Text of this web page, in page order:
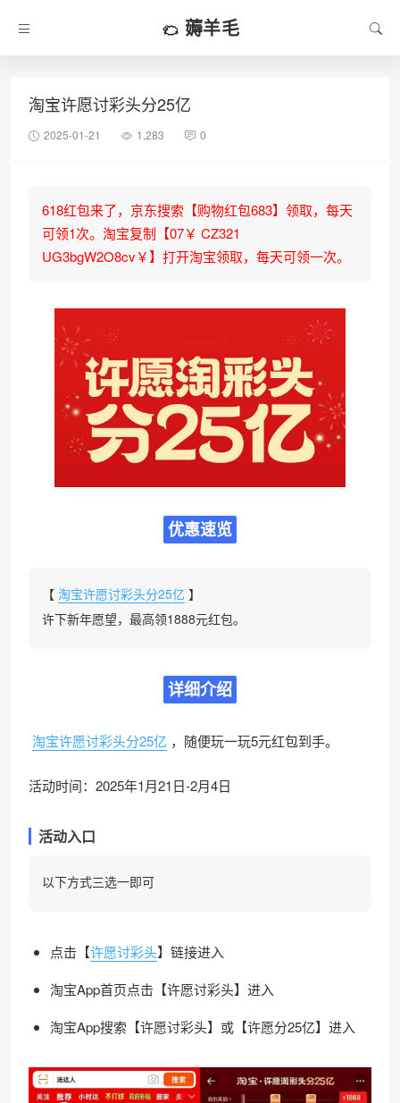
薅羊毛
淘宝许愿讨彩头分25亿
2025-01-21 1,283 0
618红包来了，京东搜索【购物红包683】领取，每天
可领1次。淘宝复制【07￥ CZ321
UG3bgW2O8cv￥】打开淘宝领取，每天可领一次。
优惠速览
【 淘宝许愿讨彩头分25亿 】
许下新年愿望，最高领1888元红包。
详细介绍
淘宝许愿讨彩头分25亿 ，随便玩一玩5元红包到手。
活动时间：2025年1月21日-2月4日
活动入口
以下方式三选一即可
点击【许愿讨彩头】链接进入
淘宝App首页点击【许愿讨彩头】进入
淘宝App搜索【许愿讨彩头】或【许愿分25亿】进入